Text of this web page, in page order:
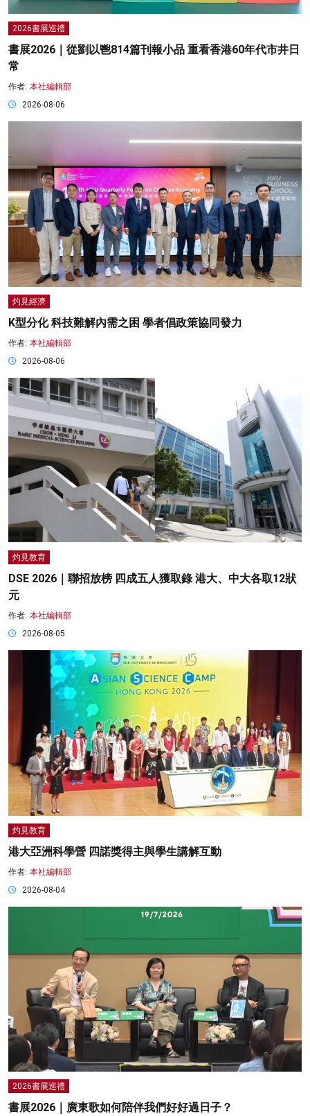
2026書展巡禮
書展2026｜從劉以鬯814篇刊報小品 重看香港60年代市井日
常
作者: 本社編輯部
2026-08-06
灼見經濟
K型分化 科技難解內需之困 學者倡政策協同發力
作者: 本社編輯部
2026-08-06
灼見教育
DSE 2026｜聯招放榜 四成五人獲取錄 港大、中大各取12狀
元
作者: 本社編輯部
2026-08-05
灼見教育
港大亞洲科學營 四諾獎得主與學生講解互動
作者: 本社編輯部
2026-08-04
2026書展巡禮
書展2026｜廣東歌如何陪伴我們好好過日子？